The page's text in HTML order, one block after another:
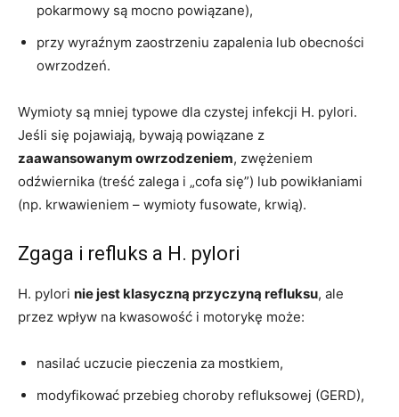
pokarmowy są mocno powiązane),
przy wyraźnym zaostrzeniu zapalenia lub obecności
owrzodzeń.
Wymioty są mniej typowe dla czystej infekcji H. pylori.
Jeśli się pojawiają, bywają powiązane z
zaawansowanym owrzodzeniem, zwężeniem
odźwiernika (treść zalega i „cofa się”) lub powikłaniami
(np. krwawieniem – wymioty fusowate, krwią).
Zgaga i refluks a H. pylori
H. pylori nie jest klasyczną przyczyną refluksu, ale
przez wpływ na kwasowość i motorykę może:
nasilać uczucie pieczenia za mostkiem,
modyfikować przebieg choroby refluksowej (GERD),